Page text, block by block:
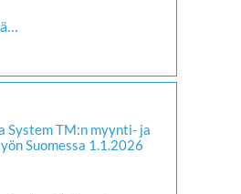
System TM:n myynti- ja
Suomessa 1.1.2026